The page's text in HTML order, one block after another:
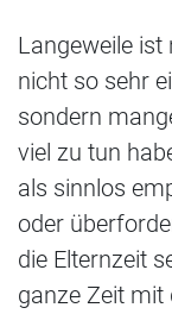
Langeweile ist
nicht so sehr
sondern
viel zu tun
als sinnlos
oder
die Elternzeit
ganze Zeit mit